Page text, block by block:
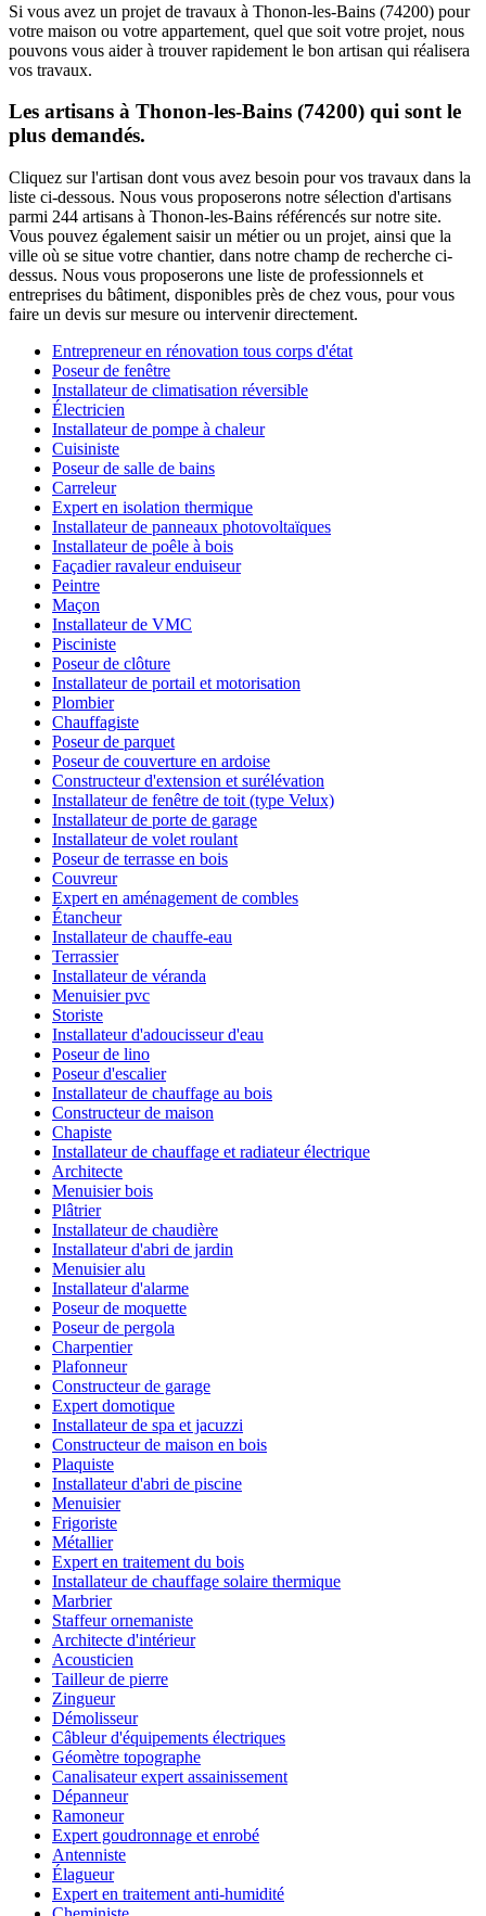
Si vous avez un projet de travaux à Thonon-les-Bains (74200) pour
votre maison ou votre appartement, quel que soit votre projet, nous
pouvons vous aider à trouver rapidement le bon artisan qui réalisera
vos travaux.
Les artisans à Thonon-les-Bains (74200) qui sont le
plus demandés.
Cliquez sur l'artisan dont vous avez besoin pour vos travaux dans la
liste ci-dessous. Nous vous proposerons notre sélection d'artisans
parmi 244 artisans à Thonon-les-Bains référencés sur notre site.
Vous pouvez également saisir un métier ou un projet, ainsi que la
ville où se situe votre chantier, dans notre champ de recherche ci-
dessus. Nous vous proposerons une liste de professionnels et
entreprises du bâtiment, disponibles près de chez vous, pour vous
faire un devis sur mesure ou intervenir directement.
Entrepreneur en rénovation tous corps d'état
Poseur de fenêtre
Installateur de climatisation réversible
Électricien
Installateur de pompe à chaleur
Cuisiniste
Poseur de salle de bains
Carreleur
Expert en isolation thermique
Installateur de panneaux photovoltaïques
Installateur de poêle à bois
Façadier ravaleur enduiseur
Peintre
Maçon
Installateur de VMC
Pisciniste
Poseur de clôture
Installateur de portail et motorisation
Plombier
Chauffagiste
Poseur de parquet
Poseur de couverture en ardoise
Constructeur d'extension et surélévation
Installateur de fenêtre de toit (type Velux)
Installateur de porte de garage
Installateur de volet roulant
Poseur de terrasse en bois
Couvreur
Expert en aménagement de combles
Étancheur
Installateur de chauffe-eau
Terrassier
Installateur de véranda
Menuisier pvc
Storiste
Installateur d'adoucisseur d'eau
Poseur de lino
Poseur d'escalier
Installateur de chauffage au bois
Constructeur de maison
Chapiste
Installateur de chauffage et radiateur électrique
Architecte
Menuisier bois
Plâtrier
Installateur de chaudière
Installateur d'abri de jardin
Menuisier alu
Installateur d'alarme
Poseur de moquette
Poseur de pergola
Charpentier
Plafonneur
Constructeur de garage
Expert domotique
Installateur de spa et jacuzzi
Constructeur de maison en bois
Plaquiste
Installateur d'abri de piscine
Menuisier
Frigoriste
Métallier
Expert en traitement du bois
Installateur de chauffage solaire thermique
Marbrier
Staffeur ornemaniste
Architecte d'intérieur
Acousticien
Tailleur de pierre
Zingueur
Démolisseur
Câbleur d'équipements électriques
Géomètre topographe
Canalisateur expert assainissement
Dépanneur
Ramoneur
Expert goudronnage et enrobé
Antenniste
Élagueur
Expert en traitement anti-humidité